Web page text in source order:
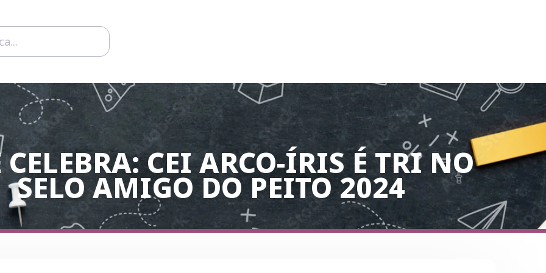
CELEBRA: CEI ARCO-ÍRIS É TRI NO
SELO AMIGO DO PEITO 2024